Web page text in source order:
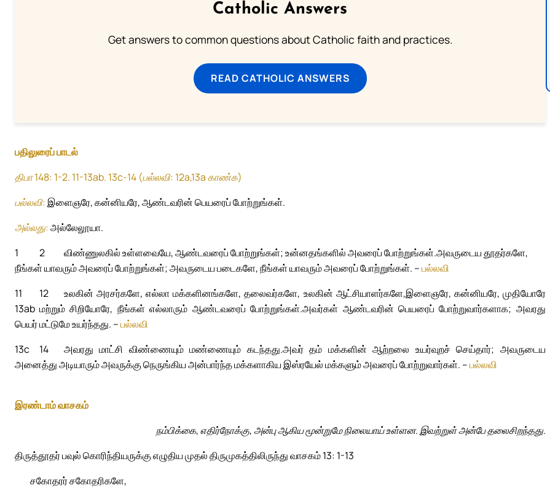
Catholic Answers
Get answers to common questions about Catholic faith and practices.
READ CATHOLIC ANSWERS
பதிலுரைப் பாடல்
திபா 148: 1-2. 11-13ab. 13c-14 (பல்லவி: 12a,13a காண்க)
பல்லவி:இளைஞரே, கன்னியரே, ஆண்டவரின் பெயரைப் போற்றுங்கள்.
அல்லது:அல்லேலூயா.
1
விண்ணுலகில் உள்ளவையே, ஆண்டவரைப் போற்றுங்கள்; உன்னதங்களில் அவரைப் போற்றுங்கள்.
2
அவருடைய தூதர்களே,
நீங்கள் யாவரும் அவரைப் போற்றுங்கள்; அவருடைய படைகளே, நீங்கள் யாவரும் அவரைப் போற்றுங்கள். –பல்லவி
11
உலகின் அரசர்களே, எல்லா மக்களினங்களே, தலைவர்களே, உலகின் ஆட்சியாளர்களே,
12
இளைஞரே, கன்னியரே, முதியோரே
மற்றும் சிறியோரே, நீங்கள் எல்லாரும் ஆண்டவரைப் போற்றுங்கள்.
13ab
அவர்கள் ஆண்டவரின் பெயரைப் போற்றுவார்களாக; அவரது
பெயர் மட்டுமே உயர்ந்தது. –பல்லவி
13c
அவரது மாட்சி விண்ணையும் மண்ணையும் கடந்தது.
14
அவர் தம் மக்களின் ஆற்றலை உயர்வுறச் செய்தார்; அவருடைய
அனைத்து அடியாரும் அவருக்கு நெருங்கிய அன்பார்ந்த மக்களாகிய இஸ்ரயேல் மக்களும் அவரைப் போற்றுவார்கள். –பல்லவி
இரண்டாம் வாசகம்
நம்பிக்கை, எதிர்நோக்கு, அன்பு ஆகிய மூன்றுமே நிலையாய் உள்ளன. இவற்றுள் அன்பே தலைசிறந்தது.
திருத்தூதர் பவுல் கொரிந்தியருக்கு எழுதிய முதல் திருமுகத்திலிருந்து வாசகம் 13: 1-13
சகோதரர் சகோதரிகளே,